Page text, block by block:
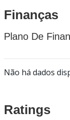
Finanças
Plano De
Não há dados
Ratings